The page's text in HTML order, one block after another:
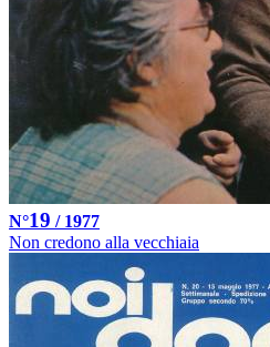
N°19 / 1977
Non credono alla vecchiaia